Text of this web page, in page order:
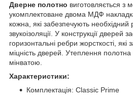
Дверне полотно виготовляється з
укомплектоване двома МДФ
кожна, які забезпечують необхідний
звукоізоляції. У конструкції дверей
горизонтальні ребри жорсткості, які
міцність дверей. Утеплення
мінватою.
Характеристики:
Комплектація: Classic Prime